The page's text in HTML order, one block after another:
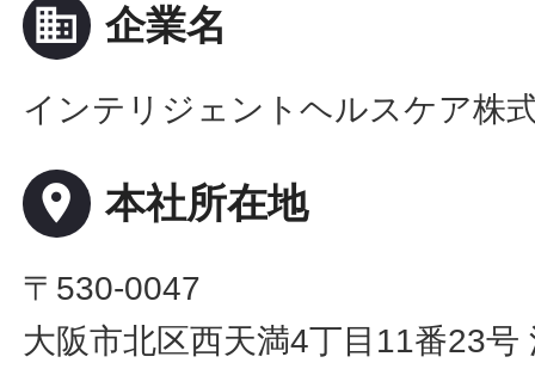
business 企業名
インテリジェントヘルスケア株
place 本社所在地
〒530-0047
大阪市北区西天満4丁目11番23号